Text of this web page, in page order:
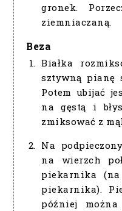
gronek.
ziemniaczaną.
Beza
Białka
sztywną pianę
Potem ubijać
na gęstą i
zmiksować z
Na
na wierzch
piekarnika
piekarnika).
później